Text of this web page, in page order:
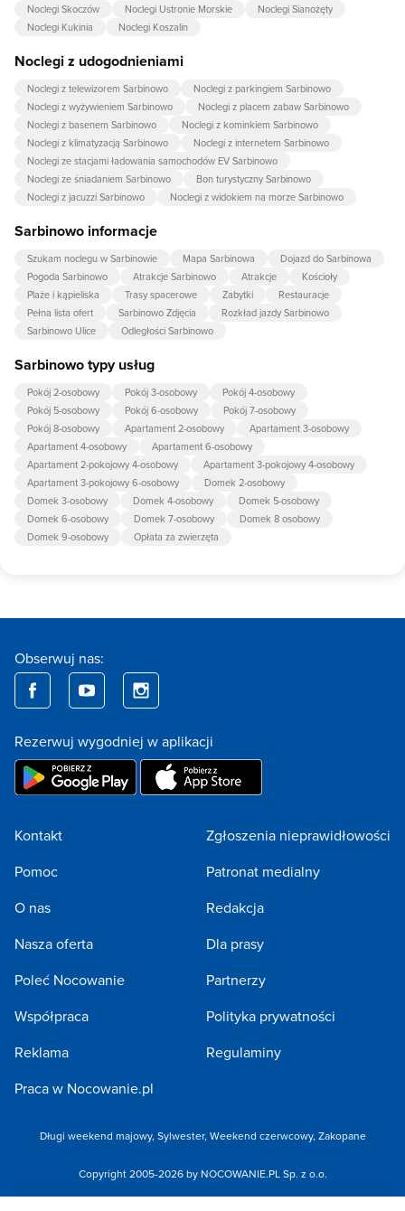
Noclegi Skoczów
Noclegi Ustronie Morskie
Noclegi Sianożęty
Noclegi Kukinia
Noclegi Koszalin
Noclegi z udogodnieniami
Noclegi z telewizorem Sarbinowo
Noclegi z parkingiem Sarbinowo
Noclegi z wyżywieniem Sarbinowo
Noclegi z placem zabaw Sarbinowo
Noclegi z basenem Sarbinowo
Noclegi z kominkiem Sarbinowo
Noclegi z klimatyzacją Sarbinowo
Noclegi z internetem Sarbinowo
Noclegi ze stacjami ładowania samochodów EV Sarbinowo
Noclegi ze śniadaniem Sarbinowo
Bon turystyczny Sarbinowo
Noclegi z jacuzzi Sarbinowo
Noclegi z widokiem na morze Sarbinowo
Sarbinowo informacje
Szukam noclegu w Sarbinowie Mapa Sarbinowa
Dojazd do Sarbinowa
Pogoda Sarbinowo
Atrakcje Sarbinowo Atrakcje
Kościoły
Plaże i kąpieliska
Trasy spacerowe Zabytki
Restauracje
Pełna lista ofert
Sarbinowo Zdjęcia
Rozkład jazdy Sarbinowo
Sarbinowo Ulice
Odległości Sarbinowo
Sarbinowo typy usług
Pokój 2-osobowy Pokój 3-osobowy
Pokój 4-osobowy
Pokój 5-osobowy
Pokój 6-osobowy
Pokój 7-osobowy
Pokój 8-osobowy
Apartament 2-osobowy
Apartament 3-osobowy
Apartament 4-osobowy
Apartament 6-osobowy
Apartament 2-pokojowy 4-osobowy
Apartament 3-pokojowy 4-osobowy
Apartament 3-pokojowy 6-osobowy
Domek 2-osobowy
Domek 3-osobowy
Domek 4-osobowy
Domek 5-osobowy
Domek 6-osobowy
Domek 7-osobowy
Domek 8 osobowy
Domek 9-osobowy
Opłata za zwierzęta
Obserwuj nas:
Rezerwuj wygodniej w aplikacji
Kontakt
Pomoc
O nas
Nasza oferta
Poleć Nocowanie
Współpraca
Reklama
Praca w Nocowanie.pl
Zgłoszenia nieprawidłowości
Patronat medialny
Redakcja
Dla prasy
Partnerzy
Polityka prywatności
Regulaminy
Długi weekend majowy, Sylwester, Weekend czerwcowy, Zakopane
Copyright 2005-2026 by NOCOWANIE.PL Sp. z o.o.